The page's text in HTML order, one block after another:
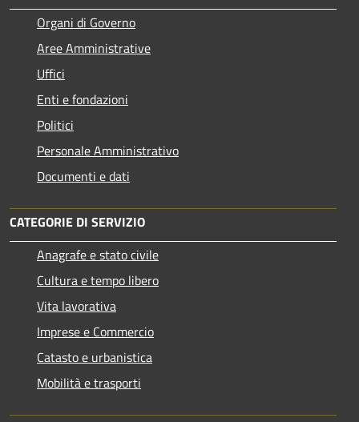
Organi di Governo
Aree Amministrative
Uffici
Enti e fondazioni
Politici
Personale Amministrativo
Documenti e dati
CATEGORIE DI SERVIZIO
Anagrafe e stato civile
Cultura e tempo libero
Vita lavorativa
Imprese e Commercio
Catasto e urbanistica
Mobilità e trasporti